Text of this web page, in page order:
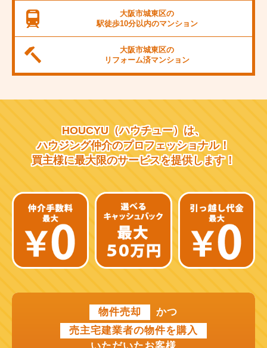
JR桜島線
阪堺電軌上町線
東海道新幹線
阪急千里線
JR片町線
近鉄南大阪線
京阪中之島線
近鉄難波線
近鉄けいはんな線
大阪市城東区の
駅徒歩10分以内のマンション
大阪市城東区の
リフォーム済マンション
HOUCYU（ハウチュー）は、
ハウジング仲介のプロフェッショナル！
買主様に最大限のサービスを提供します！
物件売却
かつ
売主宅建業者の物件を購入